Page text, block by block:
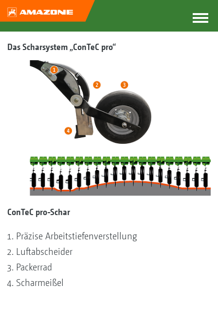
Das Scharsystem „ConTeC pro“
ConTeC pro-Schar
Präzise Arbeitstiefenverstellung
Luftabscheider
Packerrad
Scharmeißel